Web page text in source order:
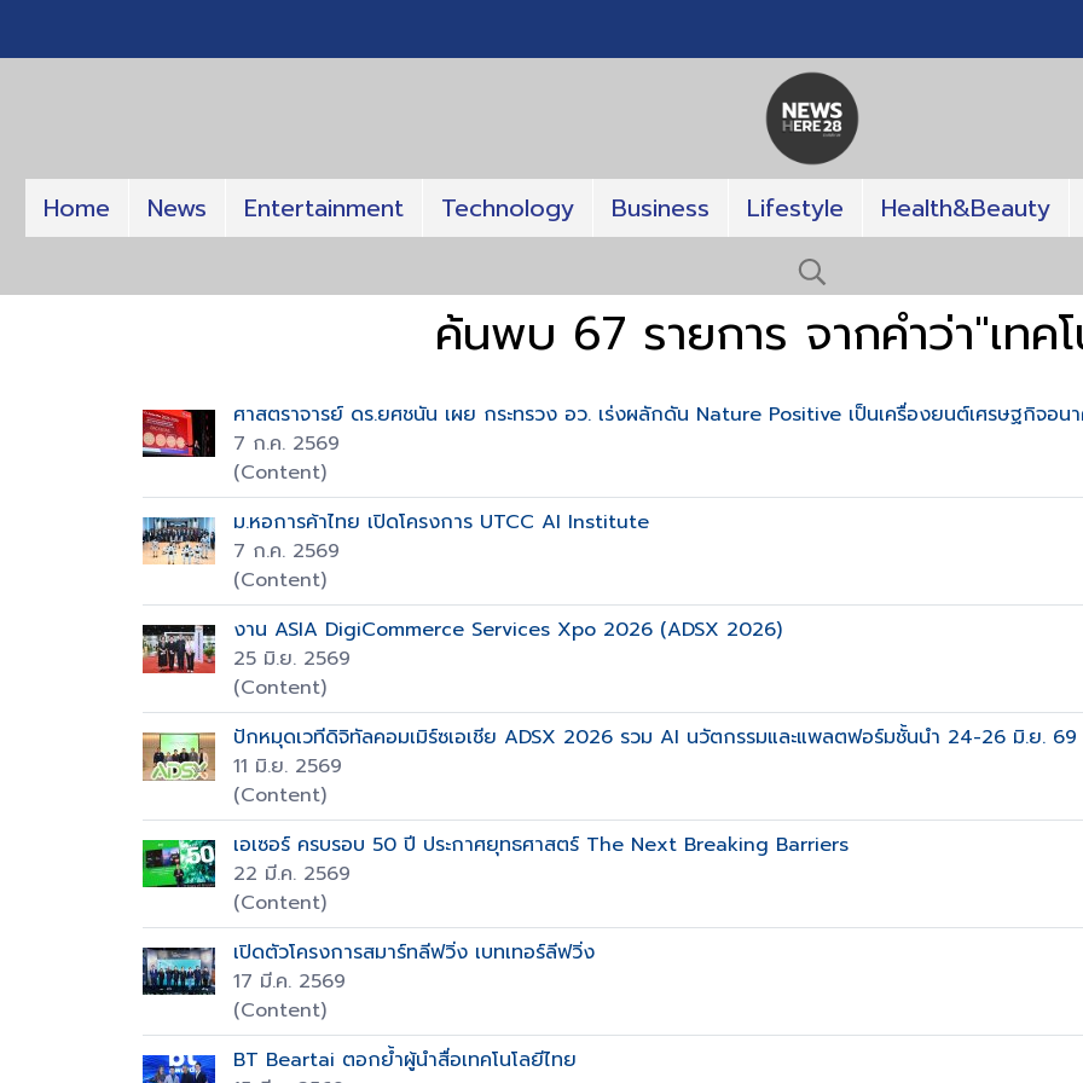
Home News Entertainment Technology Business Lifestyle Health&Beauty
ค้นพบ 67 รายการ จากคำว่า"เทค
ศาสตราจารย์ ดร.ยศชนัน เผย กระทรวง อว. เร่งผลักดัน Nature Positive เป็นเครื่องยนต์เศรษฐกิจอน
7 ก.ค. 2569
(Content)
ม.หอการค้าไทย เปิดโครงการ UTCC AI Institute
7 ก.ค. 2569
(Content)
งาน ASIA DigiCommerce Services Xpo 2026 (ADSX 2026)
25 มิ.ย. 2569
(Content)
ปักหมุดเวทีดิจิทัลคอมเมิร์ซเอเชีย ADSX 2026 รวม AI นวัตกรรมและแพลตฟอร์มชั้นนำ 24-26 มิ.ย.
11 มิ.ย. 2569
(Content)
เอเซอร์ ครบรอบ 50 ปี ประกาศยุทธศาสตร์ The Next Breaking Barriers
22 มี.ค. 2569
(Content)
เปิดตัวโครงการสมาร์ทลีฟวิ่ง เบทเทอร์ลีฟวิ่ง
17 มี.ค. 2569
(Content)
BT Beartai ตอกย้ำผู้นำสื่อเทคโนโลยีไทย